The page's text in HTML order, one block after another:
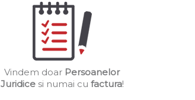
Vindem doar Persoanelor
Juridicesi numai cu factura!